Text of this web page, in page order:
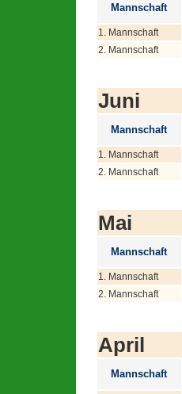
Mannschaft
1. Mannschaft
2. Mannschaft
Juni
Mannschaft
1. Mannschaft
2. Mannschaft
Mai
Mannschaft
1. Mannschaft
2. Mannschaft
April
Mannschaft